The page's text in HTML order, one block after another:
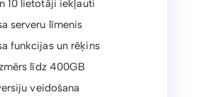
10 lietotāji iekļauti
serveru līmenis
funkcijas un rēķins
līdz 400GB
veidošana